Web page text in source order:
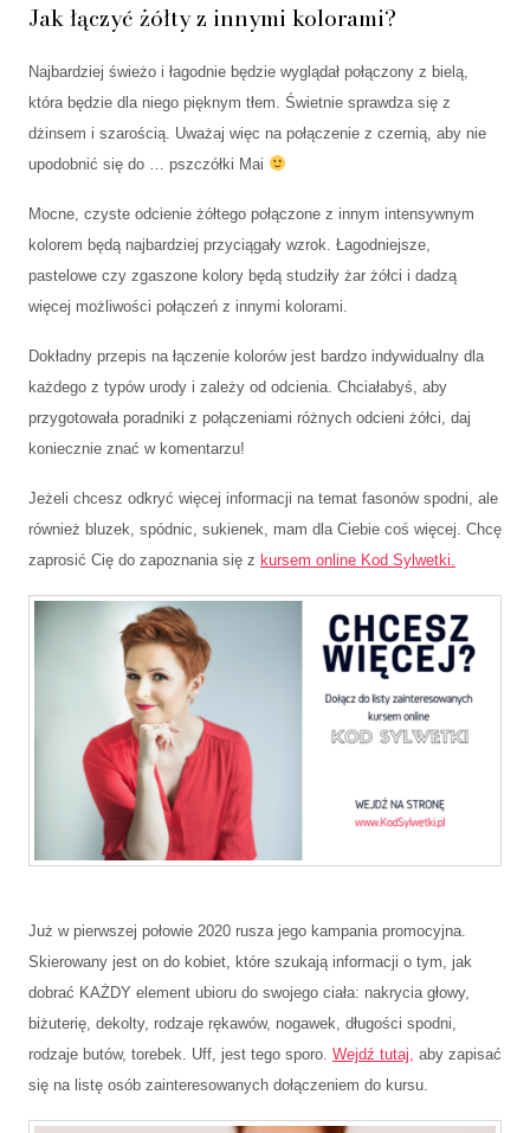
Jak łączyć żółty z innymi kolorami?
Najbardziej świeżo i łagodnie będzie wyglądał połączony z bielą,
która będzie dla niego pięknym tłem. Świetnie sprawdza się z
dżinsem i szarością. Uważaj więc na połączenie z czernią, aby nie
upodobnić się do … pszczółki Mai
Mocne, czyste odcienie żółtego połączone z innym intensywnym
kolorem będą najbardziej przyciągały wzrok. Łagodniejsze,
pastelowe czy zgaszone kolory będą studziły żar żółci i dadzą
więcej możliwości połączeń z innymi kolorami.
Dokładny przepis na łączenie kolorów jest bardzo indywidualny dla
każdego z typów urody i zależy od odcienia. Chciałabyś, aby
przygotowała poradniki z połączeniami różnych odcieni żółci, daj
koniecznie znać w komentarzu!
Jeżeli chcesz odkryć więcej informacji na temat fasonów spodni, ale
również bluzek, spódnic, sukienek, mam dla Ciebie coś więcej. Chcę
zaprosić Cię do zapoznania się z kursem online Kod Sylwetki.
Już w pierwszej połowie 2020 rusza jego kampania promocyjna.
Skierowany jest on do kobiet, które szukają informacji o tym, jak
dobrać KAŻDY element ubioru do swojego ciała: nakrycia głowy,
biżuterię, dekolty, rodzaje rękawów, nogawek, długości spodni,
rodzaje butów, torebek. Uff, jest tego sporo. Wejdź tutaj, aby zapisać
się na listę osób zainteresowanych dołączeniem do kursu.